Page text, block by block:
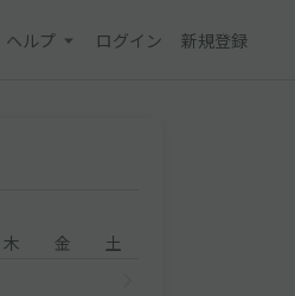
ヘルプ ログイン 新規登録
木 金
土